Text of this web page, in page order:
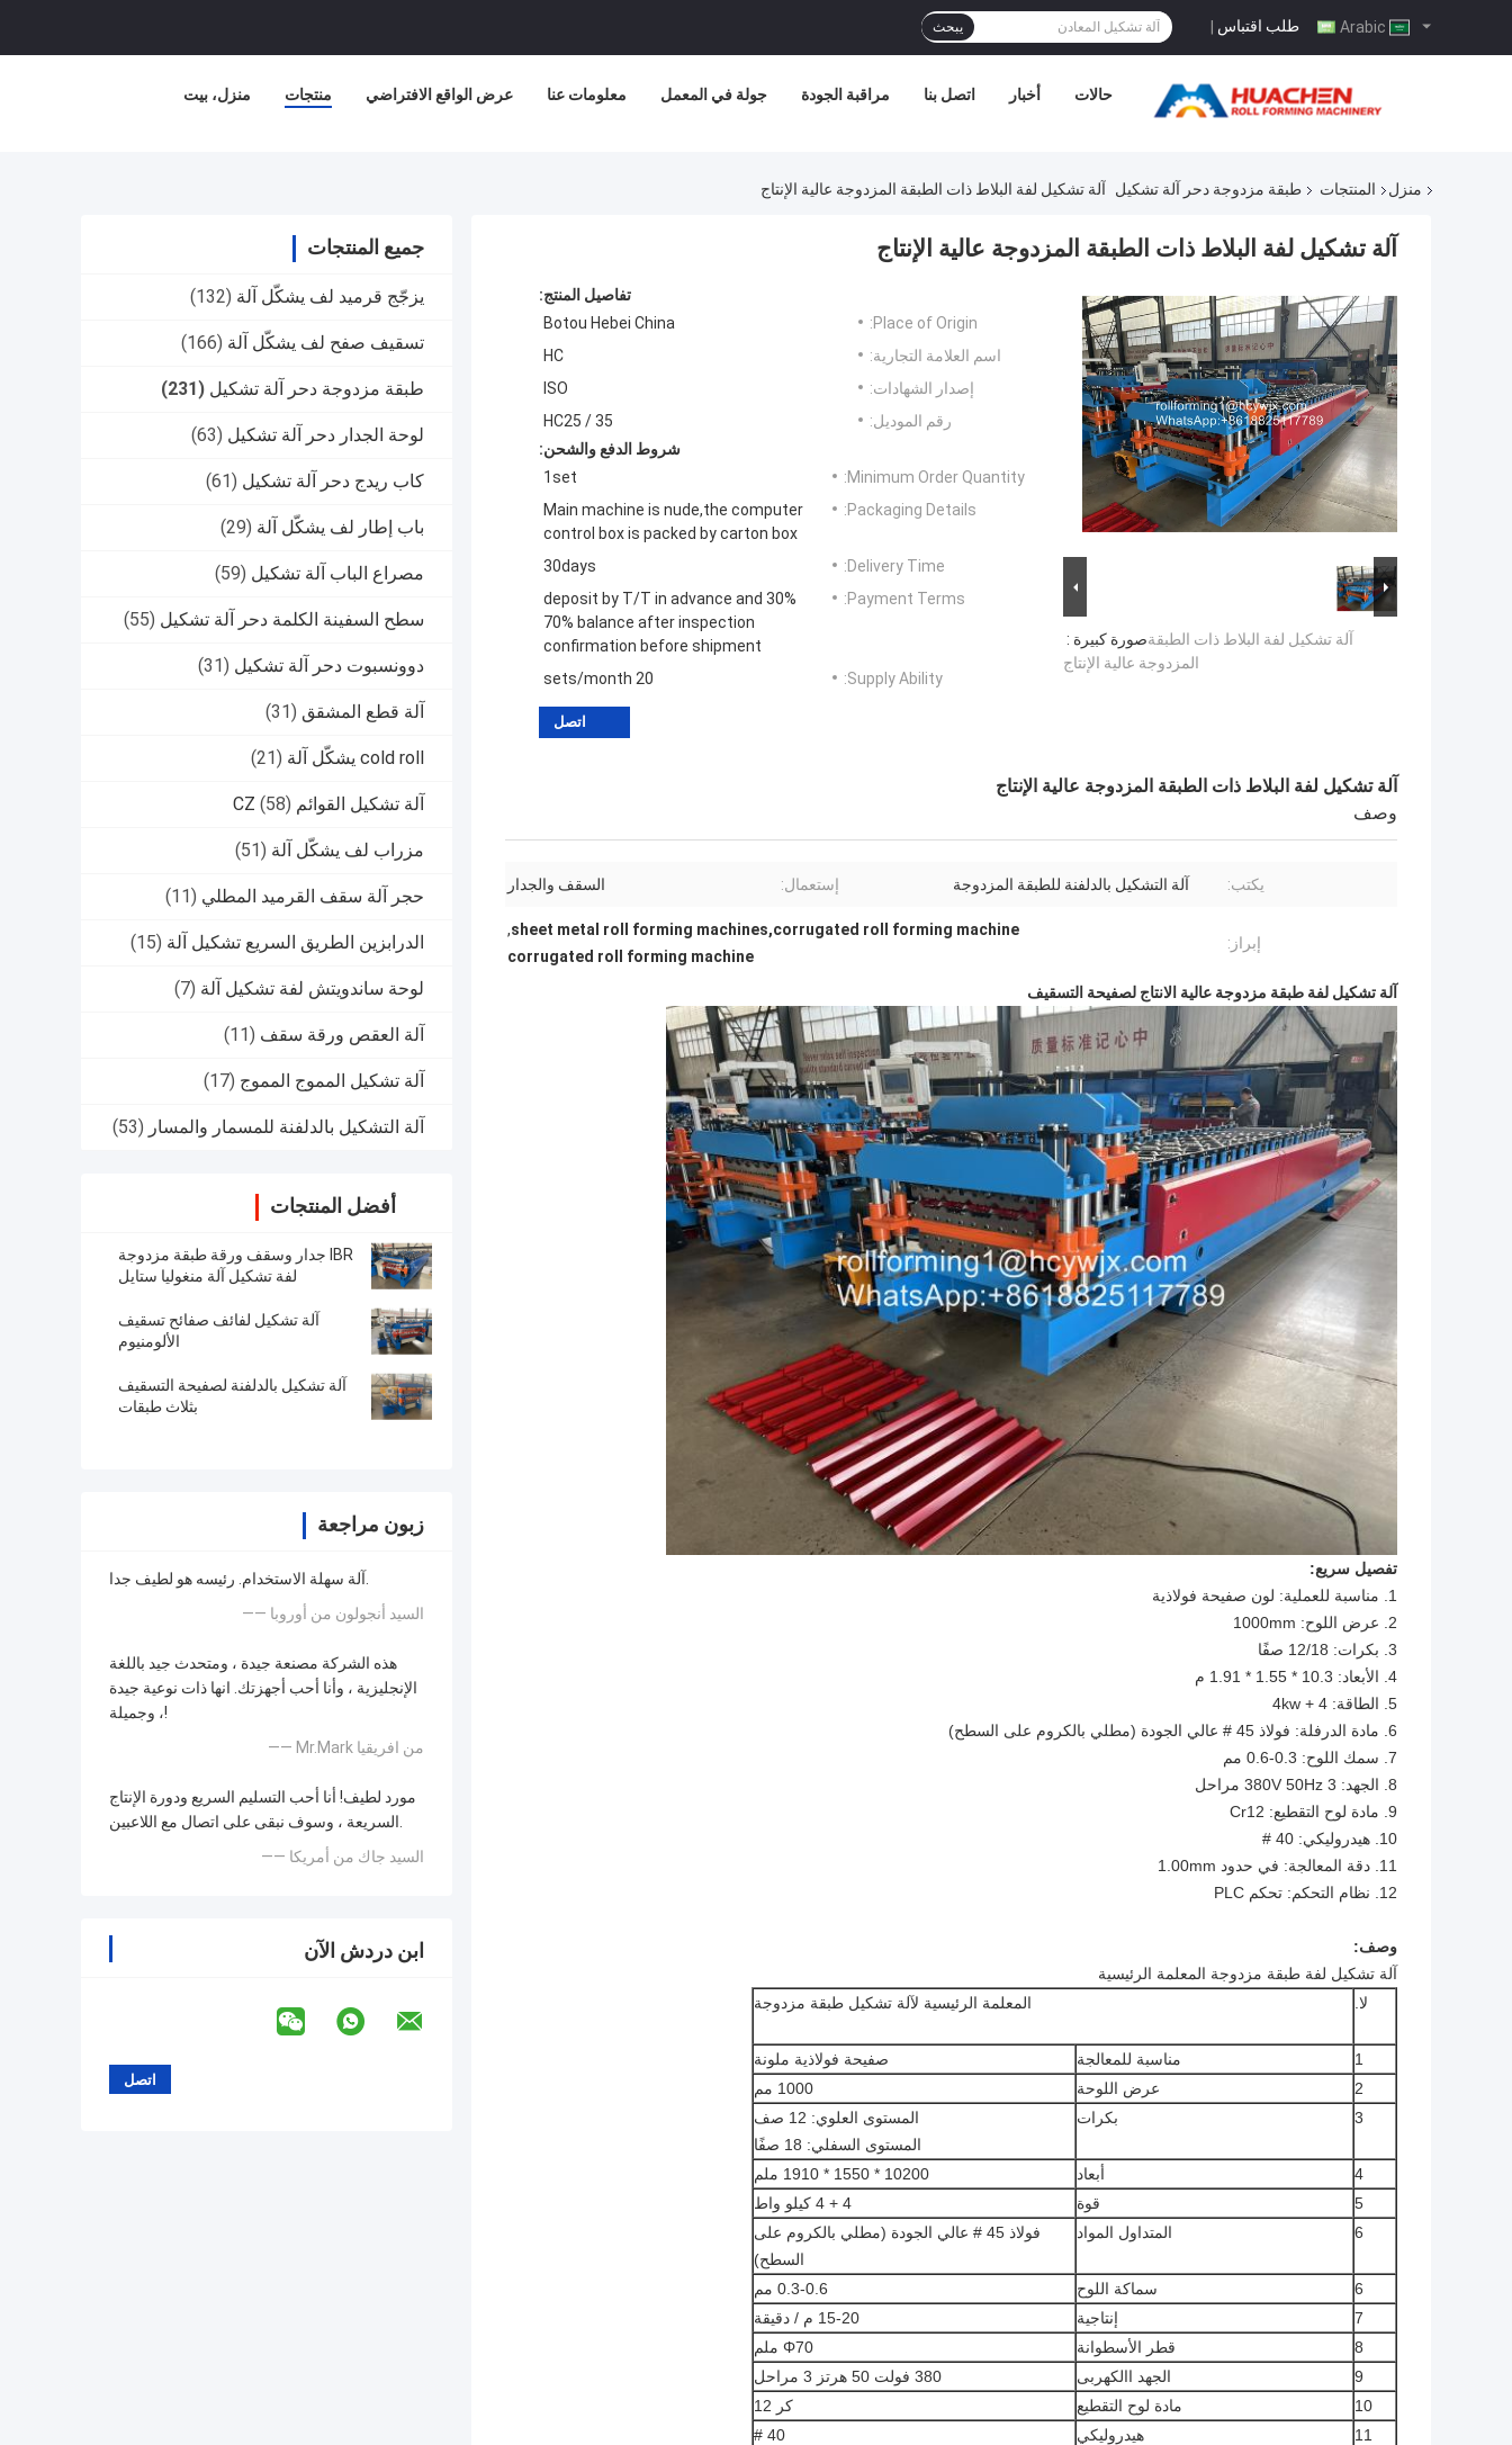
طلب اقتباس | يبحث
منزل، بيت منتجات عرض الواقع الافتراضي معلومات عنا جولة في المعمل مراقبة الجودة اتصل بنا أخبار حالات
منزل المنتجات طبقة مزدوجة دحر آلة تشكيل آلة تشكيل لفة البلاط ذات الطبقة المزدوجة عالية الإنتاج
جميع المنتجات
يزجّج قرميد لف يشكّل آلة (132)
تسقيف صفح لف يشكّل آلة (166)
طبقة مزدوجة دحر آلة تشكيل (231)
لوحة الجدار دحر آلة تشكيل (63)
كاب ريدج دحر آلة تشكيل (61)
باب إطار لف يشكّل آلة (29)
مصراع الباب آلة تشكيل (59)
سطح السفينة الكلمة دحر آلة تشكيل (55)
دوونسبوت دحر آلة تشكيل (31)
آلة قطع المشقق (31)
cold roll يشكّل آلة (21)
آلة تشكيل القوائم CZ (58)
مزراب لف يشكّل آلة (51)
حجر آلة سقف القرميد المطلي (11)
الدرابزين الطريق السريع تشكيل آلة (15)
لوحة ساندويتش لفة تشكيل آلة (7)
آلة العقص ورقة سقف (11)
آلة تشكيل المموج المموج (17)
آلة التشكيل بالدلفنة للمسمار والمسار (53)
أفضل المنتجات
IBR جدار وسقف ورقة طبقة مزدوجة
لفة تشكيل آلة منغوليا ستايل
آلة تشكيل لفائف صفائح تسقيف
الألومنيوم
آلة تشكيل بالدلفنة لصفيحة التسقيف
بثلاث طبقات
زبون مراجعة
آلة سهلة الاستخدام. رئيسه هو لطيف جدا.
—— السيد أنجولون من أوروبا
هذه الشركة مصنعة جيدة ، ومتحدث جيد باللغة
الإنجليزية ، وأنا أحب أجهزتك. انها ذات نوعية جيدة
، وجميلة!
—— Mr.Mark من افريقيا
مورد لطيف! أنا أحب التسليم السريع ودورة الإنتاج
السريعة ، وسوف نبقى على اتصال مع اللاعبين.
—— السيد جاك من أمريكا
ابن دردش الآن
آلة تشكيل لفة البلاط ذات الطبقة المزدوجة عالية الإنتاج
صورة كبيرة :آلة تشكيل لفة البلاط ذات الطبقة
المزدوجة عالية الإنتاج
تفاصيل المنتج:
Place of Origin:
Botou Hebei China
اسم العلامة التجارية:
HC
إصدار الشهادات:
ISO
رقم الموديل:
HC25 / 35
شروط الدفع والشحن:
Minimum Order Quantity:
1set
Packaging Details:
Main machine is nude,the computer
control box is packed by carton box
Delivery Time:
30days
Payment Terms:
30% deposit by T/T in advance and
70% balance after inspection
confirmation before shipment
Supply Ability:
20 sets/month
اتصل
آلة تشكيل لفة البلاط ذات الطبقة المزدوجة عالية الإنتاج
وصف
يكتب: آلة التشكيل بالدلفنة للطبقة المزدوجة إستعمال: السقف والجدار
إبراز:
sheet metal roll forming machines,corrugated roll forming machine
,
corrugated roll forming machine
آلة تشكيل لفة طبقة مزدوجة عالية الانتاج لصفيحة التسقيف
تفصيل سريع:
1. مناسبة للعملية: لون صفيحة فولاذية
2. عرض اللوح: 1000mm
3. بكرات: 12/18 صفًا
4. الأبعاد: 10.3 * 1.55 * 1.91 م
5. الطاقة: 4 + 4kw
6. مادة الدرفلة: فولاذ 45 # عالي الجودة (مطلي بالكروم على السطح)
7. سمك اللوح: 0.3-0.6 مم
8. الجهد: 380V 50Hz 3 مراحل
9. مادة لوح التقطيع: Cr12
10. هيدروليكي: 40 #
11. دقة المعالجة: في حدود 1.00mm
12. نظام التحكم: تحكم PLC
وصف:
آلة تشكيل لفة طبقة مزدوجة المعلمة الرئيسية
لا.
المعلمة الرئيسية لآلة تشكيل طبقة مزدوجة
1 مناسبة للمعالجة
صفيحة فولاذية ملونة
2
عرض اللوحة
1000 مم
3
بكرات
المستوى العلوي: 12 صف
المستوى السفلي: 18 صفًا
4
أبعاد
10200 * 1550 * 1910 ملم
5
قوة
4 + 4 كيلو واط
6
المتداول المواد
فولاذ 45 # عالي الجودة (مطلي بالكروم على
السطح)
6
سماكة اللوح
0.3-0.6 مم
7
إنتاجية
15-20 م / دقيقة
8
قطر الأسطوانة
Φ70 ملم
9
الجهد االكهربى
380 فولت 50 هرتز 3 مراحل
10
مادة لوح التقطيع
كر 12
11
هيدروليكي
40 #